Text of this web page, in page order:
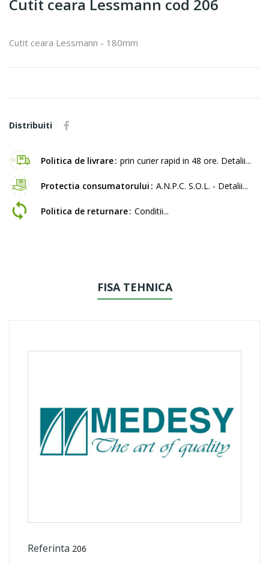
Cutit ceara Lessmann cod 206
Cutit ceara Lessmann - 180mm
Distribuiti
Politica de livrare prin curier rapid in 48 ore. Detalii...
Protectia consumatorului A.N.P.C. S.O.L. - Detalii...
Politica de returnare Conditii...
FISA TEHNICA
Referinta 206